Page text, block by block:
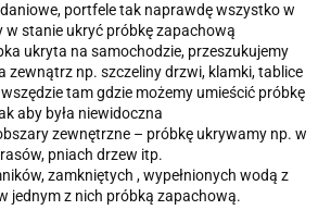
portfele tak naprawdę wszystko w
w stanie ukryć próbkę zapachową
ukryta na samochodzie, przeszukujemy
zewnątrz np. szczeliny drzwi, klamki, tablice
tam gdzie możemy umieścić próbkę
aby była niewidoczna
zewnętrzne – próbkę ukrywamy np. w
pniach drzew itp.
zamkniętych , wypełnionych wodą z
jednym z nich próbką zapachową.